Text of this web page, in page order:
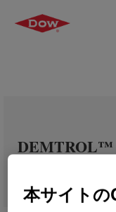
DEMTROL™
本サイト